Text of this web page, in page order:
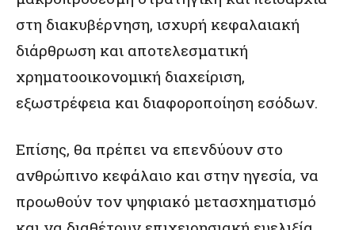
στη διακυβέρνηση, ισχυρή κεφαλαιακή
διάρθρωση και αποτελεσματική
χρηματοοικονομική διαχείριση,
εξωστρέφεια και διαφοροποίηση εσόδων.
Επίσης, θα πρέπει να επενδύουν στο
ανθρώπινο κεφάλαιο και στην ηγεσία, να
προωθούν τον ψηφιακό μετασχηματισμό